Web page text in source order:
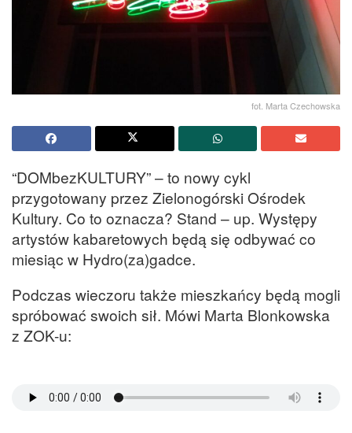
fot. Marta Czechowska
“DOMbezKULTURY” – to nowy cykl
przygotowany przez Zielonogórski Ośrodek
Kultury. Co to oznacza? Stand – up. Występy
artystów kabaretowych będą się odbywać co
miesiąc w Hydro(za)gadce.
Podczas wieczoru także mieszkańcy będą mogli
spróbować swoich sił. Mówi Marta Blonkowska
z ZOK-u: